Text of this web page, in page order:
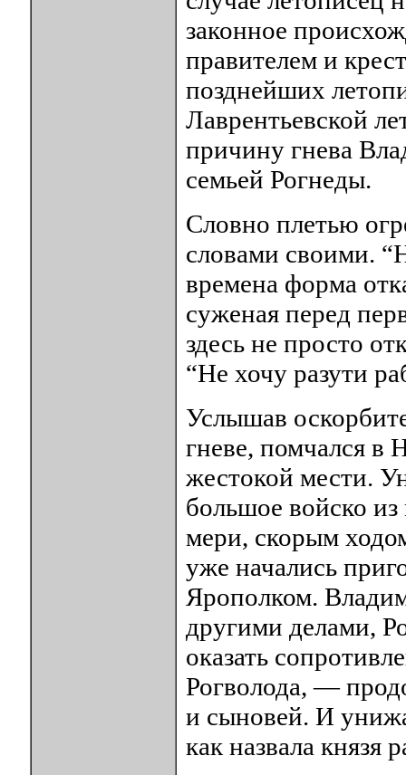
законное
правителем и
позднейших
Лаврентьевской
причину гнева
семьей Рогнеды.
Словно плетью
словами своими.
времена форма
суженая перед
здесь не просто
“Не хочу разути
Услышав
гневе, помчался в
жестокой мести.
большое войско
мери, скорым
уже начались
Ярополком.
другими делами,
оказать
Рогволода, —
и сыновей. И
как назвала князя